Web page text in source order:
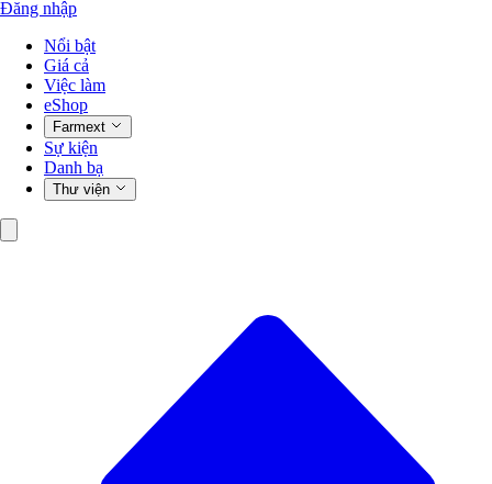
Đăng nhập
Nổi bật
Giá cả
Việc làm
eShop
Farmext
Sự kiện
Danh bạ
Thư viện